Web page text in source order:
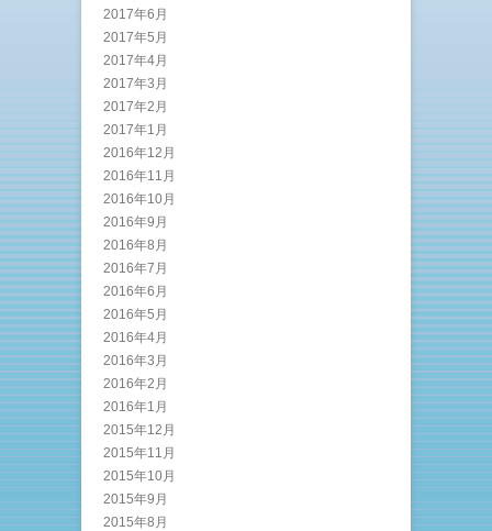
2017年6月
2017年5月
2017年4月
2017年3月
2017年2月
2017年1月
2016年12月
2016年11月
2016年10月
2016年9月
2016年8月
2016年7月
2016年6月
2016年5月
2016年4月
2016年3月
2016年2月
2016年1月
2015年12月
2015年11月
2015年10月
2015年9月
2015年8月